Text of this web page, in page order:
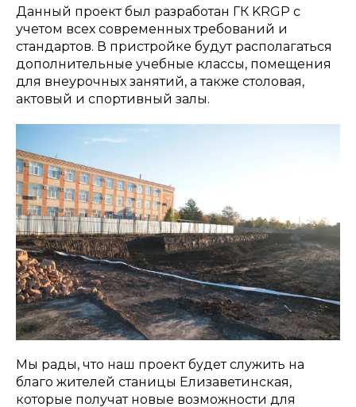
Данный проект был разработан ГК KRGP с
учетом всех современных требований и
стандартов. В пристройке будут располагаться
дополнительные учебные классы, помещения
для внеурочных занятий, а также столовая,
актовый и спортивный залы.
Мы рады, что наш проект будет служить на
благо жителей станицы Елизаветинская,
которые получат новые возможности для